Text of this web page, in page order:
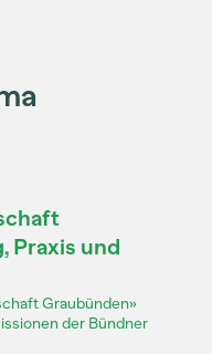
Praxis und
Graubünden»
der Bündner